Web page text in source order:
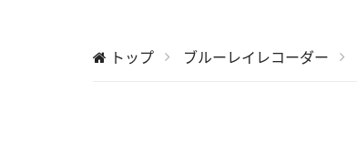
トップ ブルーレイレコーダー